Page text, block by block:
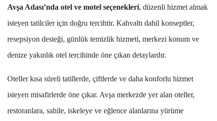
Avşa Adası’nda otel ve motel seçenekleri, düzenli hizmet almak
isteyen tatilciler için doğru tercihtir. Kahvaltı dahil konseptler,
resepsiyon desteği, günlük temizlik hizmeti, merkezi konum ve
denize yakınlık otel tercihinde öne çıkan detaylardır.
Oteller kısa süreli tatillerde, çiftlerde ve daha konforlu hizmet
isteyen misafirlerde öne çıkar. Avşa merkezde yer alan oteller,
restoranlara, sahile, iskeleye ve eğlence alanlarına yürüme